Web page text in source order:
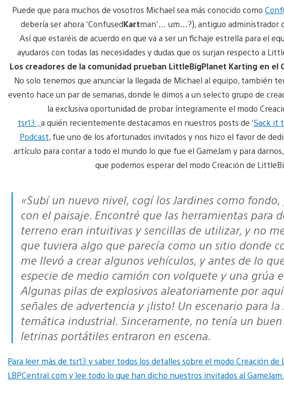
Puede que para muchos de vosotros Michael sea más conocido como
debería ser ahora ‘ConfusedKartman’… um…?), antiguo administrador
Así que estaréis de acuerdo en que va a ser un fichaje estrella para el
ayudaros con todas las necesidades y dudas que os surjan respecto a
Los creadores de la comunidad prueban LittleBigPlanet Karting en
No solo tenemos que anunciar la llegada de Michael al equipo, también
evento hace un par de semanas, donde le dimos a un selecto grupo de
la exclusiva oportunidad de probar íntegramente el modo
tsr13 ,a quién recientemente destacamos en nuestros posts de ‘Sack it
Podcast, fue uno de los afortunados invitados y nos hizo el favor de
artículo para contar a todo el mundo lo que fue el GameJam y para
que podemos esperar del modo Creación de
«Subí un nuevo nivel, cogí los Jardines como fondo, y comencé a hacer el tonto
con el paisaje. Encontré que las herramientas para
terreno eran intuitivas y sencillas de utilizar, y no
que tuviera algo que parecía como un sitio donde
me llevó a crear algunos vehículos, y antes de lo
especie de medio camión con volquete y una grúa
Algunas pilas de explosivos aleatoriamente por
señales de advertencia y ¡listo! Un escenario para
temática industrial. Sinceramente, no tenía un
letrinas portátiles entraron en escena.
Para leer más de tsr13 y saber todos los detalles sobre el modo Creación
LBPCentral.com y lee todo lo que han dicho nuestros invitados al GameJam.